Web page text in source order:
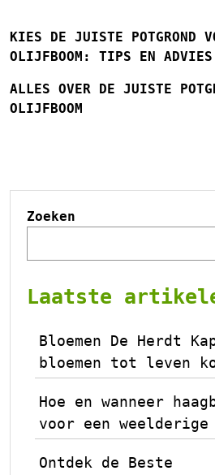
KIES DE JUISTE POTGROND
OLIJFBOOM: TIPS EN ADVIES
ALLES OVER DE JUISTE
OLIJFBOOM
Zoeken
Laatste
Bloemen De Herdt
bloemen tot leven
Hoe en wanneer
voor een
Ontdek de Beste